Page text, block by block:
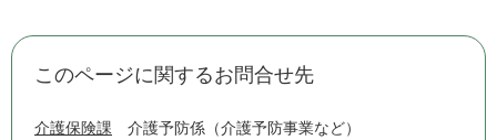
このページに関するお問合せ先
介護保険課 介護予防係（介護予防事業など）